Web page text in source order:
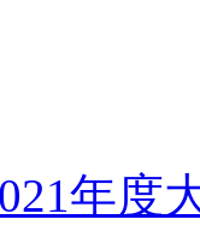
年度